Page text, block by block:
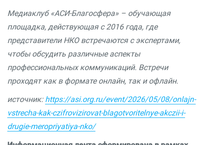
Медиаклуб «АСИ-Благосфера» – обучающая
площадка, действующая с 2016 года, где
представители НКО встречаются с экспертами,
чтобы обсудить различные аспекты
профессиональных коммуникаций. Встречи
проходят как в формате онлайн, так и офлайн.
источник: https://asi.org.ru/event/2026/05/08/onlajn-
vstrecha-kak-czifrovizirovat-blagotvoritelnye-akczii-i-
drugie-meropriyatiya-nko/